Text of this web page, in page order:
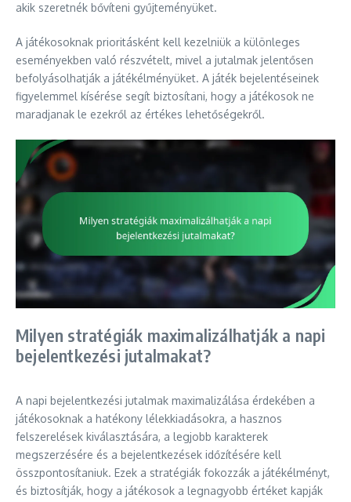
akik szeretnék bővíteni gyűjteményüket.
A játékosoknak prioritásként kell kezelniük a különleges
eseményekben való részvételt, mivel a jutalmak jelentősen
befolyásolhatják a játékélményüket. A játék bejelentéseinek
figyelemmel kísérése segít biztosítani, hogy a játékosok ne
maradjanak le ezekről az értékes lehetőségekről.
Milyen stratégiák maximalizálhatják a napi
bejelentkezési jutalmakat?
A napi bejelentkezési jutalmak maximalizálása érdekében a
játékosoknak a hatékony lélekkiadásokra, a hasznos
felszerelések kiválasztására, a legjobb karakterek
megszerzésére és a bejelentkezések időzítésére kell
összpontosítaniuk. Ezek a stratégiák fokozzák a játékélményt,
és biztosítják, hogy a játékosok a legnagyobb értéket kapják